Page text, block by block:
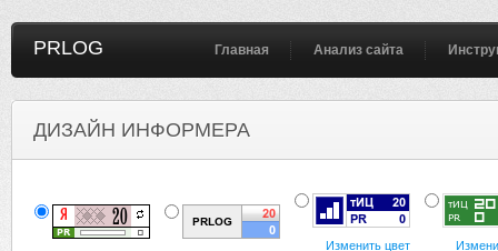
PRLOG Главная Анализ сайта
ДИЗАЙН ИНФОРМЕРА
Изменить цвет